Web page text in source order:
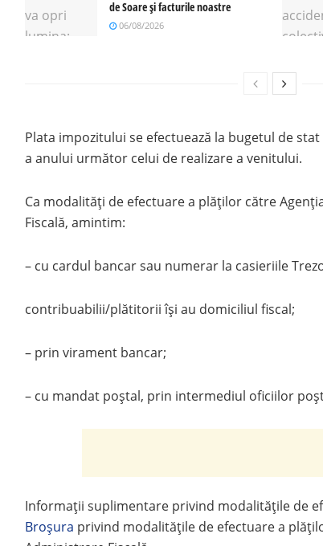
de Soare și facturile noastre
06/08/2026
Plata impozitului se efectuează la bugetul de
a anului următor celui de realizare a venitului.
Ca modalități de efectuare a plăților către
Fiscală, amintim:
– cu cardul bancar sau numerar la casieriile
contribuabilii/plătitorii își au domiciliul fiscal;
– prin virament bancar;
– cu mandat poștal, prin intermediul oficiilor
Informații suplimentare privind modalitățile de
Broşura privind modalitățile de efectuare a